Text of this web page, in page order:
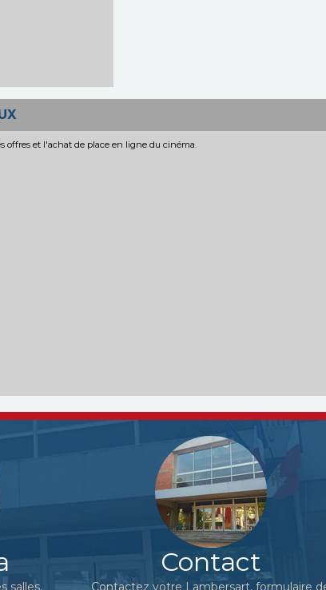
offres et l'achat de place en ligne du cinéma.
salles,
Contact
Contactez votre Lambersart, formulaire